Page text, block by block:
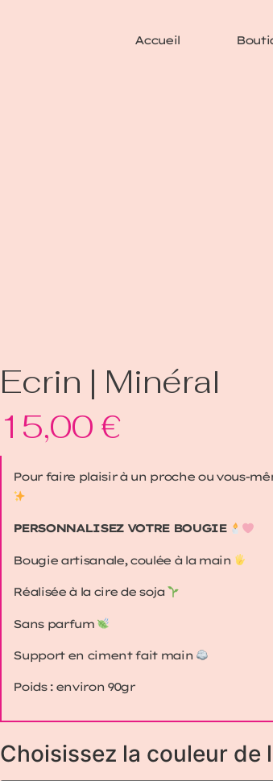
Accueil
Ecrin | Minéral
15,00 €
Pour faire plaisir à un proche ou vous-
PERSONNALISEZ VOTRE BOUGIE
Bougie artisanale, coulée à la main
Réalisée à la cire de soja
Sans parfum
Support en ciment fait main
Poids : environ 90gr
Choisissez la couleur de